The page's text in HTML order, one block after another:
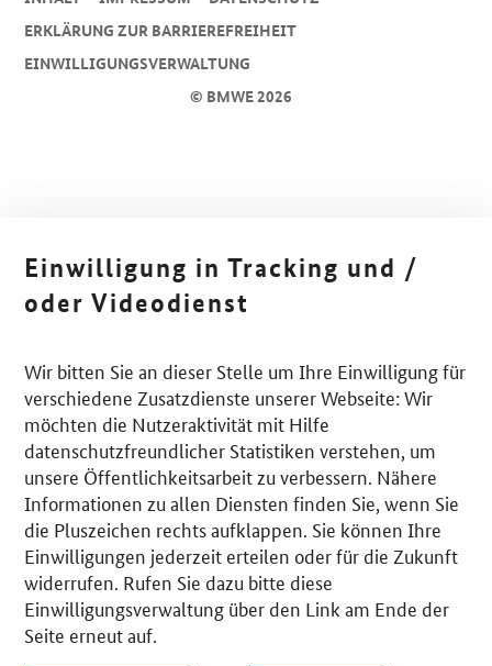
© BMWE 2026
ERKLÄRUNG ZUR BARRIEREFREIHEIT
EINWILLIGUNGSVERWALTUNG
Einwilligung in Tracking und /
oder Videodienst
Wir bitten Sie an dieser Stelle um Ihre Einwilligung für
verschiedene Zusatzdienste unserer Webseite: Wir
möchten die Nutzeraktivität mit Hilfe
datenschutzfreundlicher Statistiken verstehen, um
unsere Öffentlichkeitsarbeit zu verbessern. Nähere
Informationen zu allen Diensten finden Sie, wenn Sie
die Pluszeichen rechts aufklappen. Sie können Ihre
Einwilligungen jederzeit erteilen oder für die Zukunft
widerrufen. Rufen Sie dazu bitte diese
Einwilligungsverwaltung über den Link am Ende der
Seite erneut auf.